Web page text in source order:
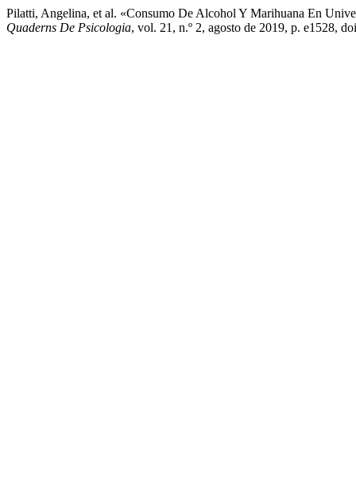
Pilatti, Angelina, et al. «Consumo De Alcohol Y Marihuana En
Quaderns De Psicologia, vol. 21, n.º 2, agosto de 2019, p. e1528,